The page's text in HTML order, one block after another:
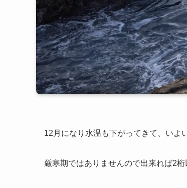
12月になり水温も下がってきて、いよ
厳寒期ではありませんので出来れば2